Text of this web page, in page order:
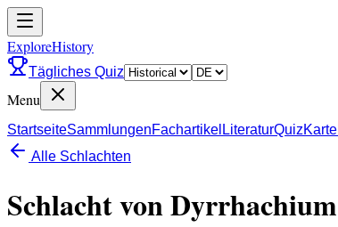
ExploreHistory
Tägliches Quiz
Menu
StartseiteSammlungenFachartikel LiteraturQuizKarte
Alle Schlachten
Schlacht von Dyrrhachium